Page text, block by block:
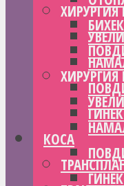
ХИРУРГИЯ
КОСА
ХИРУРГИЯ